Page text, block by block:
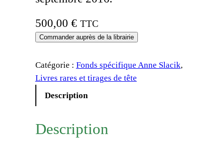
500,00 € TTC
Commander auprès de la librairie
Catégorie : Fonds spécifique Anne Slacik ,
Livres rares et tirages de tête
Description
Description